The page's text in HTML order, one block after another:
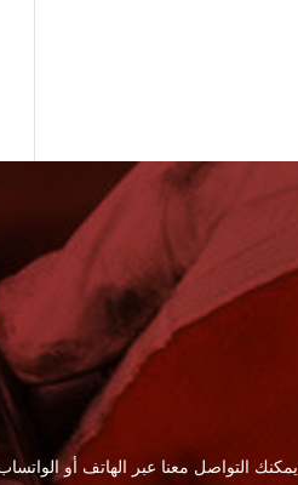
يمكنك التواصل معنا عبر الهاتف أو